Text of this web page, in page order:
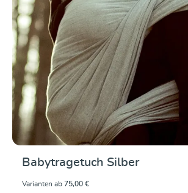
Babytragetuch Silber
Varianten ab 75,00 €